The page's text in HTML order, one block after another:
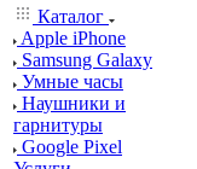
Каталог
Apple iPhone
Samsung Galaxy
Умные часы
Наушники и
гарнитуры
Google Pixel